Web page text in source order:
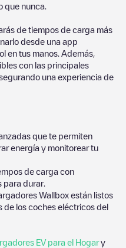
que nunca.
de tiempos de carga más
desde una app
en tus manos. Además,
con las principales
una experiencia de
que te permiten
energía y monitorear tu
de carga con
para durar.
Wallbox están listos
de los coches eléctricos del
EV para el Hogary